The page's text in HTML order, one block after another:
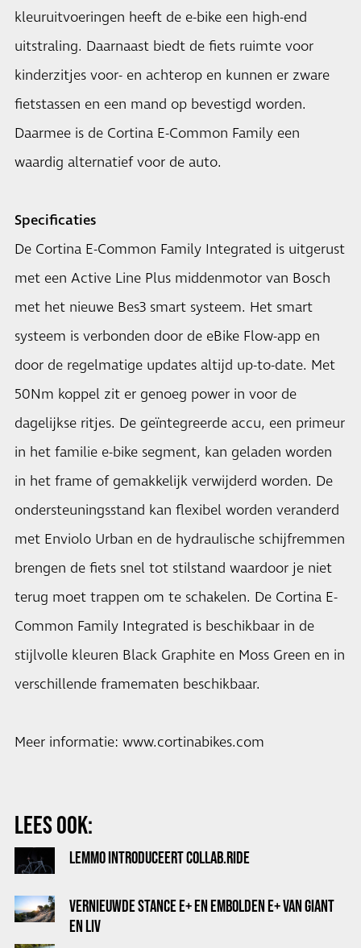
kleuruitvoeringen heeft de e-bike een high-end
uitstraling. Daarnaast biedt de fiets ruimte voor
kinderzitjes voor- en achterop en kunnen er zware
fietstassen en een mand op bevestigd worden.
Daarmee is de Cortina E-Common Family een
waardig alternatief voor de auto.
Specificaties
De Cortina E-Common Family Integrated is uitgerust
met een Active Line Plus middenmotor van Bosch
met het nieuwe Bes3 smart systeem. Het smart
systeem is verbonden door de eBike Flow-app en
door de regelmatige updates altijd up-to-date. Met
50Nm koppel zit er genoeg power in voor de
dagelijkse ritjes. De geïntegreerde accu, een primeur
in het familie e-bike segment, kan geladen worden
in het frame of gemakkelijk verwijderd worden. De
ondersteuningsstand kan flexibel worden veranderd
met Enviolo Urban en de hydraulische schijfremmen
brengen de fiets snel tot stilstand waardoor je niet
terug moet trappen om te schakelen. De Cortina E-
Common Family Integrated is beschikbaar in de
stijlvolle kleuren Black Graphite en Moss Green en in
verschillende framematen beschikbaar.
Meer informatie: www.cortinabikes.com
LEES OOK:
LEMMO INTRODUCEERT COLLAB.RIDE
VERNIEUWDE STANCE E+ EN EMBOLDEN E+ VAN GIANT
EN LIV